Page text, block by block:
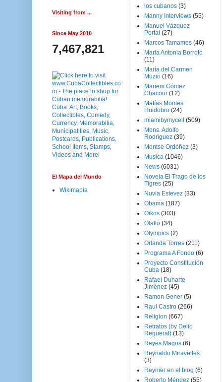
Visiting from ...
Since May 2010
7,467,821
El Mapa del Mundo
Wikimapia
los cubanos (3)
Manny Interviews (55)
Manuel Vázquez
Portal (27)
Marcos Tamames (46)
Maria Antonia Borroto
(11)
María del Carmen
Muzio (16)
Mariem Gómez
Chacour (12)
Matías Montes
Huidobro (24)
miamibymycell
(509)
Mons. Adolfo
Rodriguez (39)
Montse Ordóñez (3)
Musica (1046)
News (6031)
Novela El Trago de los
Tigres (25)
Nuvia Estevez (33)
Obama (187)
Oikos (303)
Olallo (34)
Olympics (2)
Orlanda Torres (211)
Programa A Fondo (6)
Proyecto Constitución
Cuba (18)
Rafael Duharte
Jiménez (45)
Ramon Gener (5)
Raul Castro (266)
Religion (667)
Retratos (by Delio
Regueral) (13)
Reyes Magos (6)
Reynaldo Miravelles
(3)
Reynier en el blog (6)
Roberto Méndez (55)